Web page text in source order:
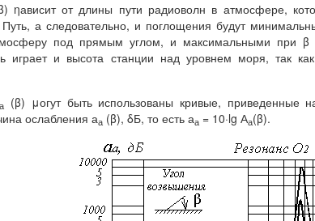
ηависит от длины пути радиоволн в атмосфере,
а следовательно, и поглощения будут
под прямым углом, и максимальными при
играет и высота станции над уровнем моря, так
а (β) μогут быть использованы кривые, приведенные
ослабления аа (β), δБ, то есть аа = 10·lg Аа(β).